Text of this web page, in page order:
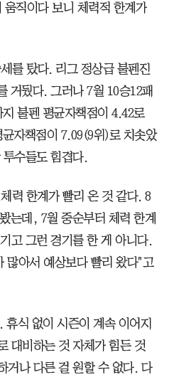
직이다 보니 체력적 한계가
를 탔다. 리그 정상급 불펜진
거뒀다. 그러나 7월 10승12패
불펜 평균자책점이 4.42로
자책점이 7.09(9위)로 치솟았
수들도 힘겹다.
력 한계가 빨리 온 것 같다. 8
는데, 7월 중순부터 체력 한계
고 그런 경기를 한 게 아니다.
많아서 예상보다 빨리 왔다"고
식 없이 시즌이 계속 이어지
대비하는 것 자체가 힘든 것
거나 다른 걸 원할 수 없다. 다